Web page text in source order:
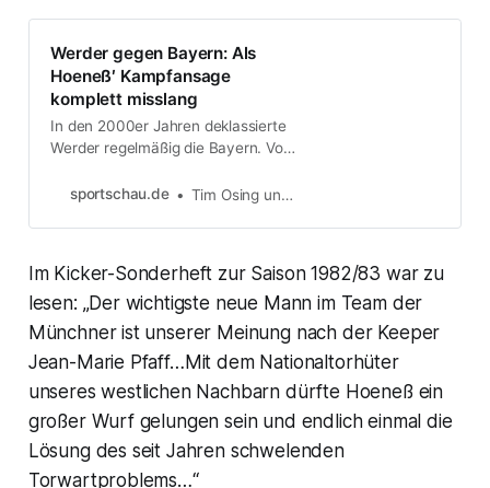
Werder gegen Bayern: Als
Hoeneß′ Kampfansage
komplett misslang
In den 2000er Jahren deklassierte
Werder regelmäßig die Bayern. Vor
erinnern sich Bremer Double-
sportschau.de Tim Osing und Felix Gerhardt
Im Kicker-Sonderheft zur Saison 1982/83 war zu
lesen: „Der wichtigste neue Mann im Team der
Münchner ist unserer Meinung nach der Keeper
Jean-Marie Pfaff…Mit dem Nationaltorhüter
unseres westlichen Nachbarn dürfte Hoeneß ein
großer Wurf gelungen sein und endlich einmal die
Lösung des seit Jahren schwelenden
Torwartproblems…“